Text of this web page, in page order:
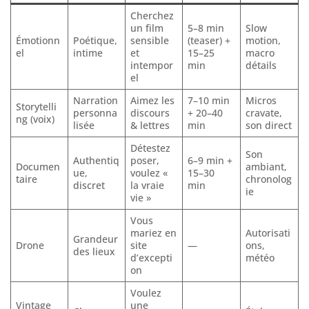
Émotionn
el
Poétique,
intime
Cherchez
un film
sensible
et
intempor
el
5–8 min
(teaser) +
15–25
min
Slow
motion,
macro
détails
Storytelli
ng (voix)
Narration
personna
lisée
Aimez les
discours
& lettres
7–10 min
+ 20–40
min
Micros
cravate,
son direct
Documen
taire
Authentiq
ue,
discret
Détestez
poser,
voulez «
la vraie
vie »
6–9 min +
15–30
min
Son
ambiant,
chronolog
ie
Drone
Grandeur
des lieux
Vous
mariez en
site
d’excepti
on
—
Autorisati
ons,
météo
Vintage
Voulez
une